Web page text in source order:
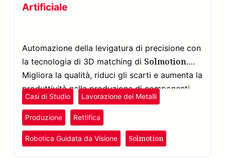
Artificiale
Automazione della levigatura di precisione con
la tecnologia di 3D matching di Solmotion.
Migliora la qualità, riduci gli scarti e aumenta la
produttività nella produzione di componenti
metallici.
Casi di Studio Lavorazione dei Metalli
Produzione Rettifica
Robotica Guidata da Visione Solmotion